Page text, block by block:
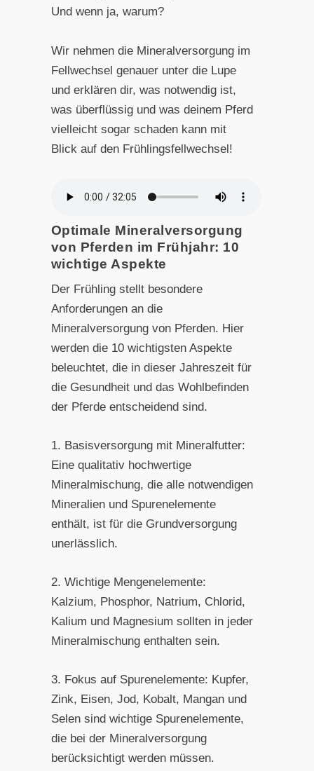
Und wenn ja, warum?
Wir nehmen die Mineralversorgung im
Fellwechsel genauer unter die Lupe
und erklären dir, was notwendig ist,
was überflüssig und was deinem Pferd
vielleicht sogar schaden kann mit
Blick auf den Frühlingsfellwechsel!
Optimale Mineralversorgung
von Pferden im Frühjahr: 10
wichtige Aspekte
Der Frühling stellt besondere
Anforderungen an die
Mineralversorgung von Pferden. Hier
werden die 10 wichtigsten Aspekte
beleuchtet, die in dieser Jahreszeit für
die Gesundheit und das Wohlbefinden
der Pferde entscheidend sind.
1. Basisversorgung mit Mineralfutter:
Eine qualitativ hochwertige
Mineralmischung, die alle notwendigen
Mineralien und Spurenelemente
enthält, ist für die Grundversorgung
unerlässlich.
2. Wichtige Mengenelemente:
Kalzium, Phosphor, Natrium, Chlorid,
Kalium und Magnesium sollten in jeder
Mineralmischung enthalten sein.
3. Fokus auf Spurenelemente: Kupfer,
Zink, Eisen, Jod, Kobalt, Mangan und
Selen sind wichtige Spurenelemente,
die bei der Mineralversorgung
berücksichtigt werden müssen.